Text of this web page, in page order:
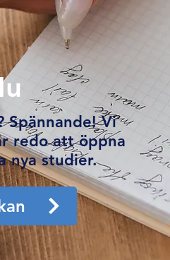
Spännande! Vi
redo att öppna
nya studier.